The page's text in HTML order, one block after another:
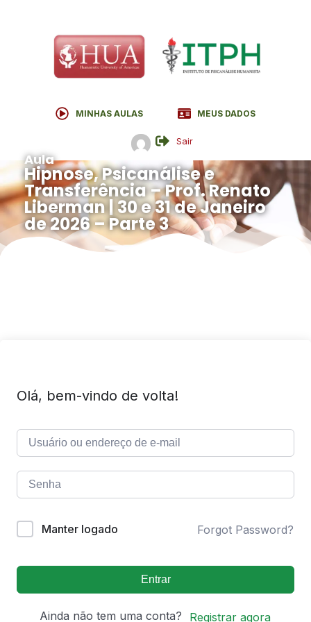
MINHAS AULAS MEUS DADOS
Sair
Aula
Hipnose, Psicanálise e
Transferência – Prof. Renato
Liberman | 30 e 31 de Janeiro
de 2026 – Parte 3
Olá, bem-vindo de volta!
Manter logado Forgot Password?
Entrar
Ainda não tem uma conta? Registrar agora